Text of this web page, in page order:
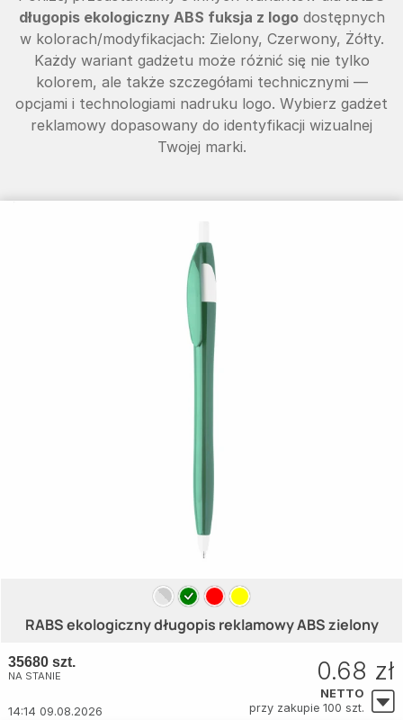
długopis ekologiczny ABS fuksja z logodostępnych
w kolorach/modyfikacjach: Zielony, Czerwony, Żółty.
Każdy wariant gadżetu może różnić się nie tylko
kolorem, ale także szczegółami technicznymi —
opcjami i technologiami nadruku logo. Wybierz gadżet
reklamowy dopasowany do identyfikacji wizualnej
Twojej marki.
RABS ekologiczny długopis reklamowy ABS zielony
35680 szt.
NA STANIE
14:14 09.08.2026
0.68 zł
NETTO
przy zakupie 100 szt.